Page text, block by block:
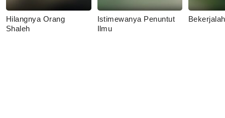
Hilangnya Orang
Shaleh
Istimewanya Penuntut
Ilmu
Bekerjalah